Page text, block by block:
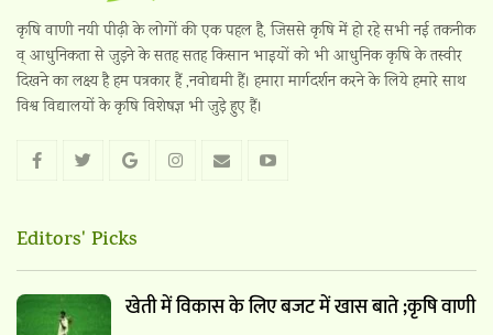
कृषि वाणी नयी पीढ़ी के लोगों की एक पहल है, जिससे कृषि में हो रहे सभी नई तकनीक
व् आधुनिकता से जुड़ने के सतह सतह किसान भाइयों को भी आधुनिक कृषि के तस्वीर
दिखने का लक्ष्य है हम पत्रकार हैं ,नवोद्यमी हैं। हमारा मार्गदर्शन करने के लिये हमारे साथ
विश्व विद्यालयों के कृषि विशेषज्ञ भी जुड़े हुए हैं।
Editors' Picks
खेती में विकास के लिए बजट में खास बाते ;कृषि वाणी